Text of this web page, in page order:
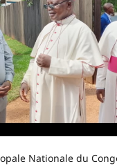
Nationale du